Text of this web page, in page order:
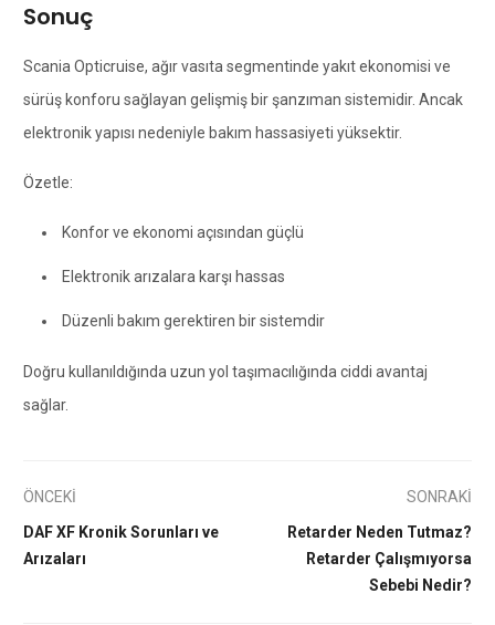
Sonuç
Scania Opticruise, ağır vasıta segmentinde yakıt ekonomisi ve
sürüş konforu sağlayan gelişmiş bir şanzıman sistemidir. Ancak
elektronik yapısı nedeniyle bakım hassasiyeti yüksektir.
Özetle:
Konfor ve ekonomi açısından güçlü
Elektronik arızalara karşı hassas
Düzenli bakım gerektiren bir sistemdir
Doğru kullanıldığında uzun yol taşımacılığında ciddi avantaj
sağlar.
ÖNCEKİ
DAF XF Kronik Sorunları ve
Arızaları
SONRAKİ
Retarder Neden Tutmaz?
Retarder Çalışmıyorsa
Sebebi Nedir?